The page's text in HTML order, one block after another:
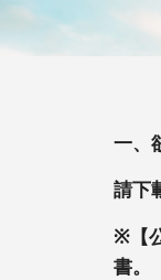
一、
請下
※【
書。